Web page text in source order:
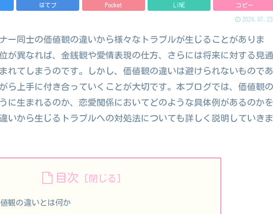
はてブ Pocket LINE コピー
2024.07.23
ー同士の価値観の違いから様々なトラブルが生じることがありま
が異なれば、金銭観や愛情表現の仕方、さらには将来に対する見通
れてしまうのです。しかし、価値観の違いは避けられないものであ
ら上手に付き合っていくことが大切です。本ブログでは、価値観の
に生まれるのか、恋愛関係においてどのような具体例があるのかを
いから生じるトラブルへの対処法についても詳しく説明していきま
目次
観の違いとは何か